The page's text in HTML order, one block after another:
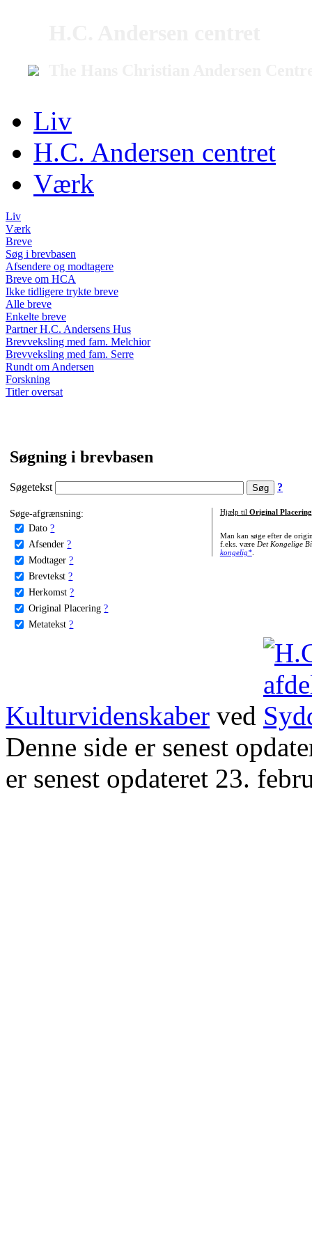
Liv
H.C. Andersen centret
Værk
Liv
Værk
Breve
Søg i brevbasen
Afsendere og modtagere
Breve om HCA
Ikke tidligere trykte breve
Alle breve
Enkelte breve
Partner H.C. Andersens Hus
Brevveksling med fam. Melchior
Brevveksling med fam. Serre
Rundt om Andersen
Forskning
Titler oversat
Søgning i brevbasen
Søgetekst ?
Søge-afgrænsning:
Dato ?
Afsender ?
Modtager ?
Brevtekst ?
Herkomst ?
Original Placering ?
Metatekst ?
Hjælp til Original Placering
Man kan søge efter de
f.eks. være Det Kongelige
kongelig*.
Kulturvidenskaber ved
Denne side er senest
er senest opdateret 23.